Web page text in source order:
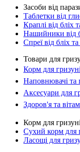
Засоби від
Таблетки від
Краплі від бліх
Нашийники від
Спреї від бліх
Товари для
Корм для
Наповнювачі та
Аксесуари для
Здоров'я та
Корм для
Сухий корм для
Ласощі для